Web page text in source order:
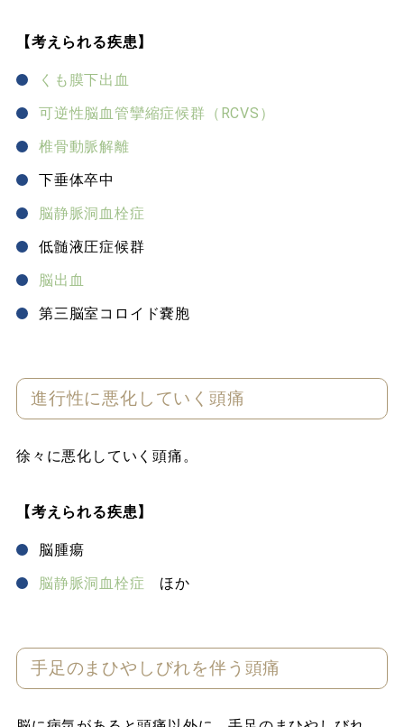
【考えられる疾患】
くも膜下出血
可逆性脳血管攣縮症候群（RCVS）
椎骨動脈解離
下垂体卒中
脳静脈洞血栓症
低髄液圧症候群
脳出血
第三脳室コロイド嚢胞
進行性に悪化していく頭痛
徐々に悪化していく頭痛。
【考えられる疾患】
脳腫瘍
脳静脈洞血栓症 ほか
手足のまひやしびれを伴う頭痛